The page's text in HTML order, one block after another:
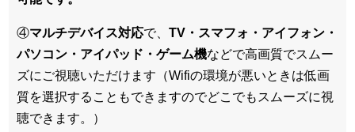
④マルチデバイス対応で、 TV・スマフォ・アイフォン・
パソコン・アイパッド・ゲーム機などで高画質でスムー
ズにご視聴いただけます（Wifiの環境が悪いときは低画
質を選択することもできますのでどこでもスムーズに視
聴できます。）